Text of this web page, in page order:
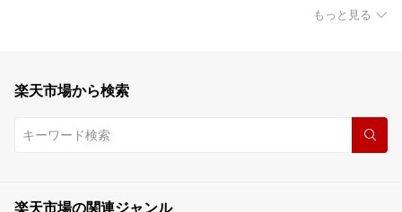
もっと見る
楽天市場から検索
楽天市場の関連ジャンル